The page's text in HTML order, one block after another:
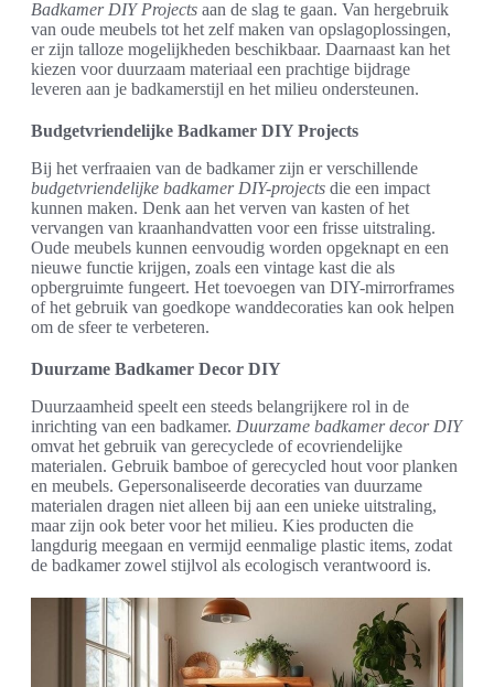
Badkamer DIY Projects aan de slag te gaan. Van hergebruik
van oude meubels tot het zelf maken van opslagoplossingen,
er zijn talloze mogelijkheden beschikbaar. Daarnaast kan het
kiezen voor duurzaam materiaal een prachtige bijdrage
leveren aan je badkamerstijl en het milieu ondersteunen.
Budgetvriendelijke Badkamer DIY Projects
Bij het verfraaien van de badkamer zijn er verschillende
budgetvriendelijke badkamer DIY-projects die een impact
kunnen maken. Denk aan het verven van kasten of het
vervangen van kraanhandvatten voor een frisse uitstraling.
Oude meubels kunnen eenvoudig worden opgeknapt en een
nieuwe functie krijgen, zoals een vintage kast die als
opbergruimte fungeert. Het toevoegen van DIY-mirrorframes
of het gebruik van goedkope wanddecoraties kan ook helpen
om de sfeer te verbeteren.
Duurzame Badkamer Decor DIY
Duurzaamheid speelt een steeds belangrijkere rol in de
inrichting van een badkamer. Duurzame badkamer decor DIY
omvat het gebruik van gerecyclede of ecovriendelijke
materialen. Gebruik bamboe of gerecycled hout voor planken
en meubels. Gepersonaliseerde decoraties van duurzame
materialen dragen niet alleen bij aan een unieke uitstraling,
maar zijn ook beter voor het milieu. Kies producten die
langdurig meegaan en vermijd eenmalige plastic items, zodat
de badkamer zowel stijlvol als ecologisch verantwoord is.